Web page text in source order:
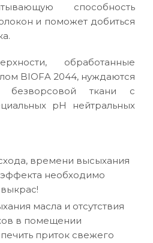
способность
и поможет добиться
обработанные
BIOFA 2044, нуждаются
ткани с
pH нейтральных
времени высыхания
необходимо
масла и отсутствия
в помещении
приток свежего